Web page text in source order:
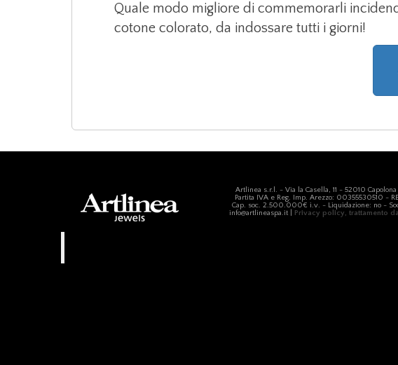
Quale modo migliore di commemorarli
cotone colorato, da indossare tutti i giorni!
Artlinea s.r.l. - Via la Casella, 11 - 52010
Partita IVA e Reg. Imp. Arezzo: 00355530510 -
Cap. soc. 2.500.000€ i.v. - Liquidazione: no -
info@artlineaspa.it |
Privacy policy, trattamento